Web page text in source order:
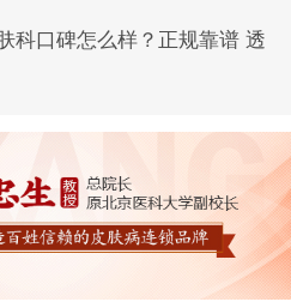
科口碑怎么样？正规靠谱 透